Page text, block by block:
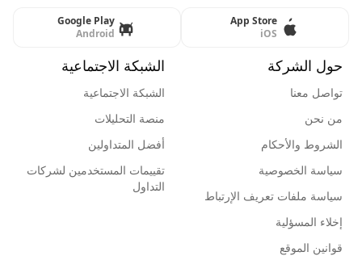
App Store
iOS
Google Play
Android
حول الشركة
تواصل معنا
من نحن
الشروط والأحكام
سياسة الخصوصية
سياسة ملفات تعريف الإرتباط
إخلاء المسؤلية
قوانين الموقع
الشبكة الاجتماعية
الشبكة الاجتماعية
منصة التحليلات
أفضل المتداولين
تقييمات المستخدمين لشركات
التداول